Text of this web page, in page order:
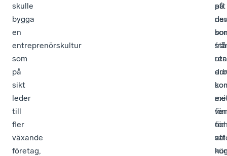
skulle
bygga
en
entreprenörskultur
som
på
sikt
leder
till
fler
växande
företag,
på
för
att
att